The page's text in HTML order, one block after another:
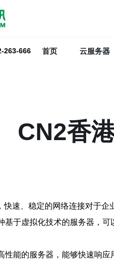
263-666 首页 云服务器
CN2香
快速、稳定的网络连接对于
基于虚拟化技术的服务器，
性能的服务器，能够快速响应